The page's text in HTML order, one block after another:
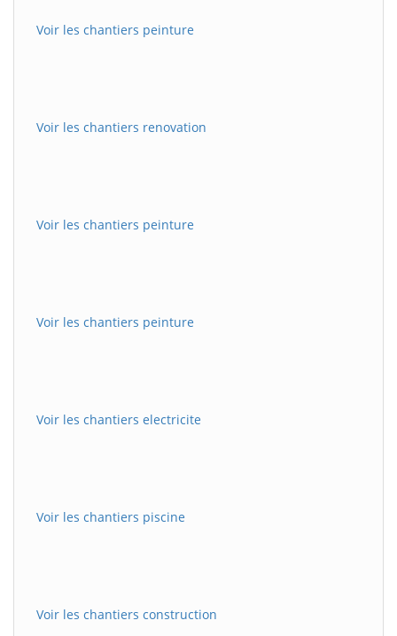
Voir les chantiers peinture
Voir les chantiers renovation
Voir les chantiers peinture
Voir les chantiers peinture
Voir les chantiers electricite
Voir les chantiers piscine
Voir les chantiers construction